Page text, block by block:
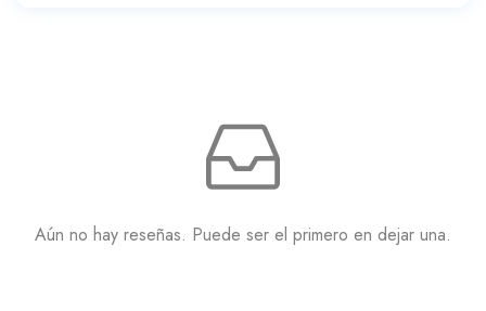
Aún no hay reseñas. Puede ser el primero en dejar una.